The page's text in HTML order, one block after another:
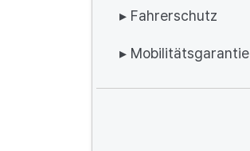
▸ Fahrerschutz
▸ Mobilitätsgarantie